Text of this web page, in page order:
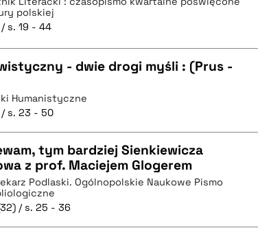
polskiej
s. 19 - 44
- dwie drogi myśli : (Prus -
Humanistyczne
/ s. 23 - 50
tym bardziej Sienkiewicza
z prof. Maciejem Glogerem
Podlaski. Ogólnopolskie Naukowe Pismo
/ s. 25 - 36